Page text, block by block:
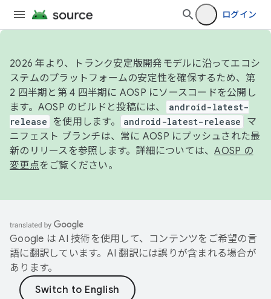
ログイン
2026 年より、トランク安定版開発モデルに沿ってエコシ
ステムのプラットフォームの安定性を確保するため、第
2 四半期と第 4 四半期に AOSP にソースコードを公開し
ます。AOSP のビルドと投稿には、
android-latest-
release
を使用します。 android-latest-release
マ
ニフェスト ブランチは、常に AOSP にプッシュされた最
新のリリースを参照します。詳細については、AOSP の
変更点をご覧ください。
Google は AI 技術を使用して、コンテンツをご希望の言
語に翻訳しています。AI 翻訳には誤りが含まれる場合が
あります。